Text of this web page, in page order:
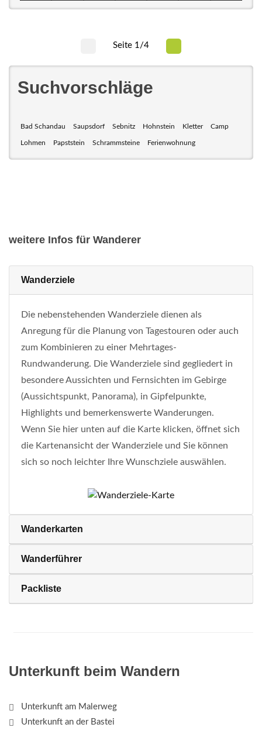
Seite 1/4
Suchvorschläge
Bad Schandau Saupsdorf Sebnitz Hohnstein Kletter Camp
Lohmen Papststein Schrammsteine Ferienwohnung
weitere Infos für Wanderer
Wanderziele
Die nebenstehenden Wanderziele dienen als
Anregung für die Planung von Tagestouren oder auch
zum Kombinieren zu einer Mehrtages-
Rundwanderung. Die Wanderziele sind gegliedert in
besondere Aussichten und Fernsichten im Gebirge
(Aussichtspunkt, Panorama), in Gipfelpunkte,
Highlights und bemerkenswerte Wanderungen.
Wenn Sie hier unten auf die Karte klicken, öffnet sich
die Kartenansicht der Wanderziele und Sie können
sich so noch leichter Ihre Wunschziele auswählen.
Wanderkarten
Wanderführer
Packliste
Unterkunft beim Wandern
Unterkunft am Malerweg
Unterkunft an der Bastei